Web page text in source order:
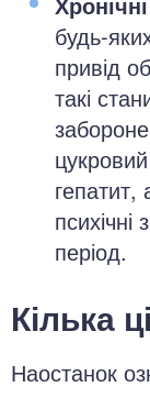
будь-
привід
такі
період.
Кілька
Наостанок